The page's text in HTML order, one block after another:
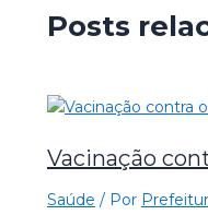
Posts
Vacinação
Saúde / Por